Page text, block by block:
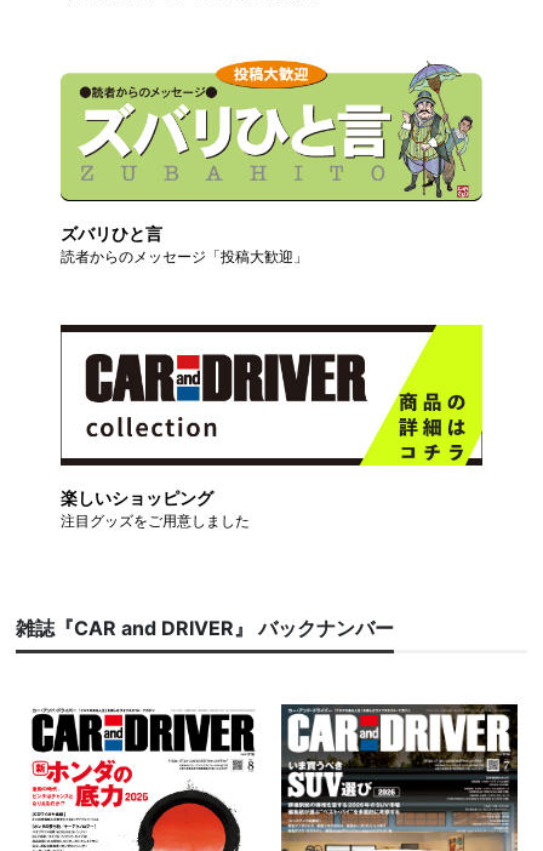
ズバリひと言
読者からのメッセージ「投稿大歓迎」
楽しいショッピング
注目グッズをご用意しました
雑誌『CAR and DRIVER』 バックナンバー